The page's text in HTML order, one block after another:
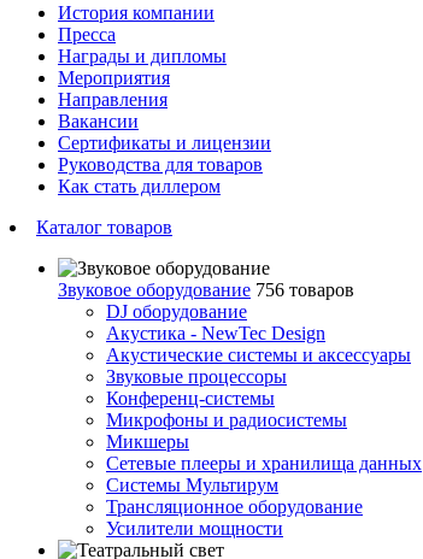
История компании
Пресса
Награды и дипломы
Мероприятия
Направления
Вакансии
Сертификаты и лицензии
Руководства для товаров
Как стать диллером
Каталог товаров
Звуковое оборудование 756 товаров
DJ оборудование
Акустика - NewTec Design
Акустические системы и аксессуары
Звуковые процессоры
Конференц-системы
Микрофоны и радиосистемы
Микшеры
Сетевые плееры и хранилища данных
Системы Мультирум
Трансляционное оборудование
Усилители мощности